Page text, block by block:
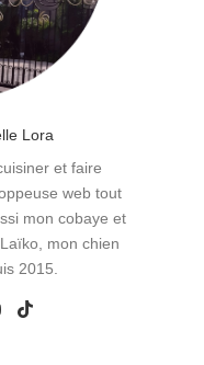
Lora
et faire
web tout
mon cobaye et
mon chien
2015.